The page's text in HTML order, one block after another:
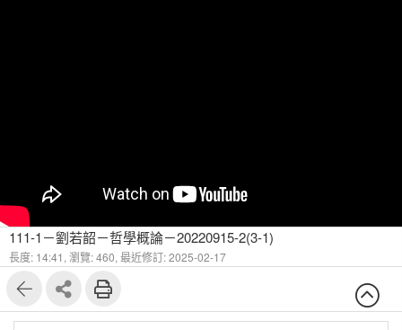
111-1－劉若韶－哲學概論－20220915-2(3-1)
長度: 14:41, 瀏覽: 460, 最近修訂: 2025-02-17